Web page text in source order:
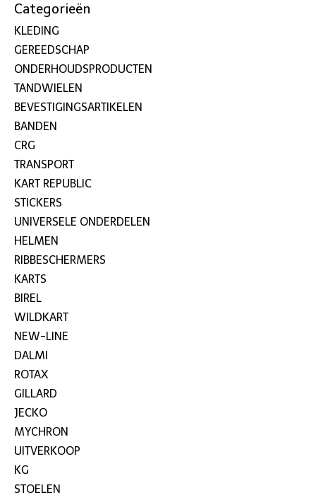
Categorieën
KLEDING
GEREEDSCHAP
ONDERHOUDSPRODUCTEN
TANDWIELEN
BEVESTIGINGSARTIKELEN
BANDEN
CRG
TRANSPORT
KART REPUBLIC
STICKERS
UNIVERSELE ONDERDELEN
HELMEN
RIBBESCHERMERS
KARTS
BIREL
WILDKART
NEW-LINE
DALMI
ROTAX
GILLARD
JECKO
MYCHRON
UITVERKOOP
KG
STOELEN